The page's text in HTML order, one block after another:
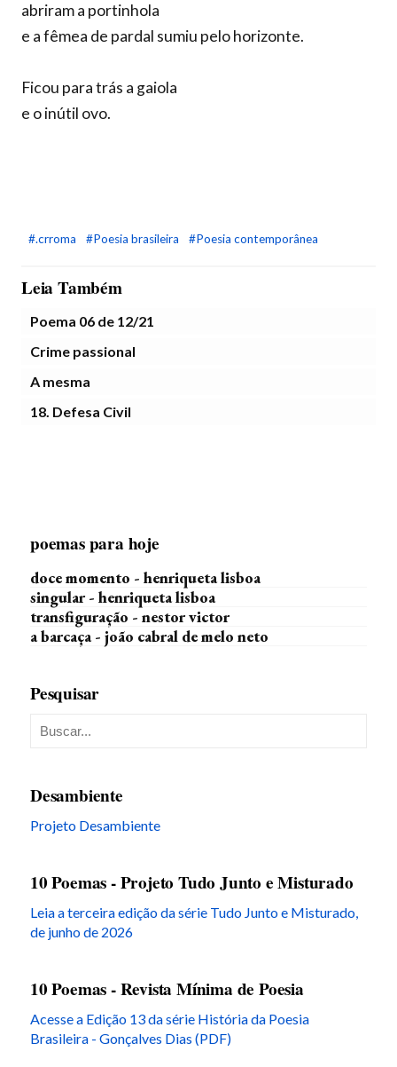
abriram a portinhola
e a fêmea de pardal sumiu pelo horizonte.
Ficou para trás a gaiola
e o inútil ovo.
#.crroma #Poesia brasileira #Poesia contemporânea
Leia Também
Poema 06 de 12/21
Crime passional
A mesma
18. Defesa Civil
poemas para hoje
doce momento - henriqueta lisboa
singular - henriqueta lisboa
transfiguração - nestor victor
a barcaça - joão cabral de melo neto
Pesquisar
Desambiente
Projeto Desambiente
10 Poemas - Projeto Tudo Junto e Misturado
Leia a terceira edição da série Tudo Junto e Misturado,
de junho de 2026
10 Poemas - Revista Mínima de Poesia
Acesse a Edição 13 da série História da Poesia
Brasileira - Gonçalves Dias (PDF)